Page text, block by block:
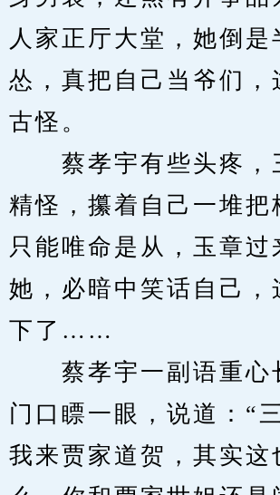
人家正厅大堂，她倒是
怂，真把自己当爷们，
古怪。
蔡孝宇有些头疼，
精怪，攥着自己一堆把
只能唯命是从，玉章过
她，必暗中笑话自己，
下了……
蔡孝宇一副语重心
门口瞟一眼，说道：“
我来贾家道贺，其实这